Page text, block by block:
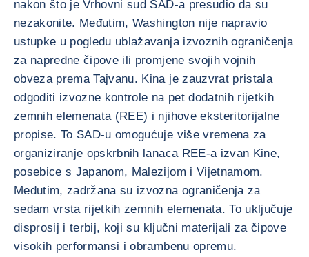
nakon što je Vrhovni sud SAD-a presudio da su
nezakonite. Međutim, Washington nije napravio
ustupke u pogledu ublažavanja izvoznih ograničenja
za napredne čipove ili promjene svojih vojnih
obveza prema Tajvanu. Kina je zauzvrat pristala
odgoditi izvozne kontrole na pet dodatnih rijetkih
zemnih elemenata (REE) i njihove eksteritorijalne
propise. To SAD-u omogućuje više vremena za
organiziranje opskrbnih lanaca REE-a izvan Kine,
posebice s Japanom, Malezijom i Vijetnamom.
Međutim, zadržana su izvozna ograničenja za
sedam vrsta rijetkih zemnih elemenata. To uključuje
disprosij i terbij, koji su ključni materijali za čipove
visokih performansi i obrambenu opremu.